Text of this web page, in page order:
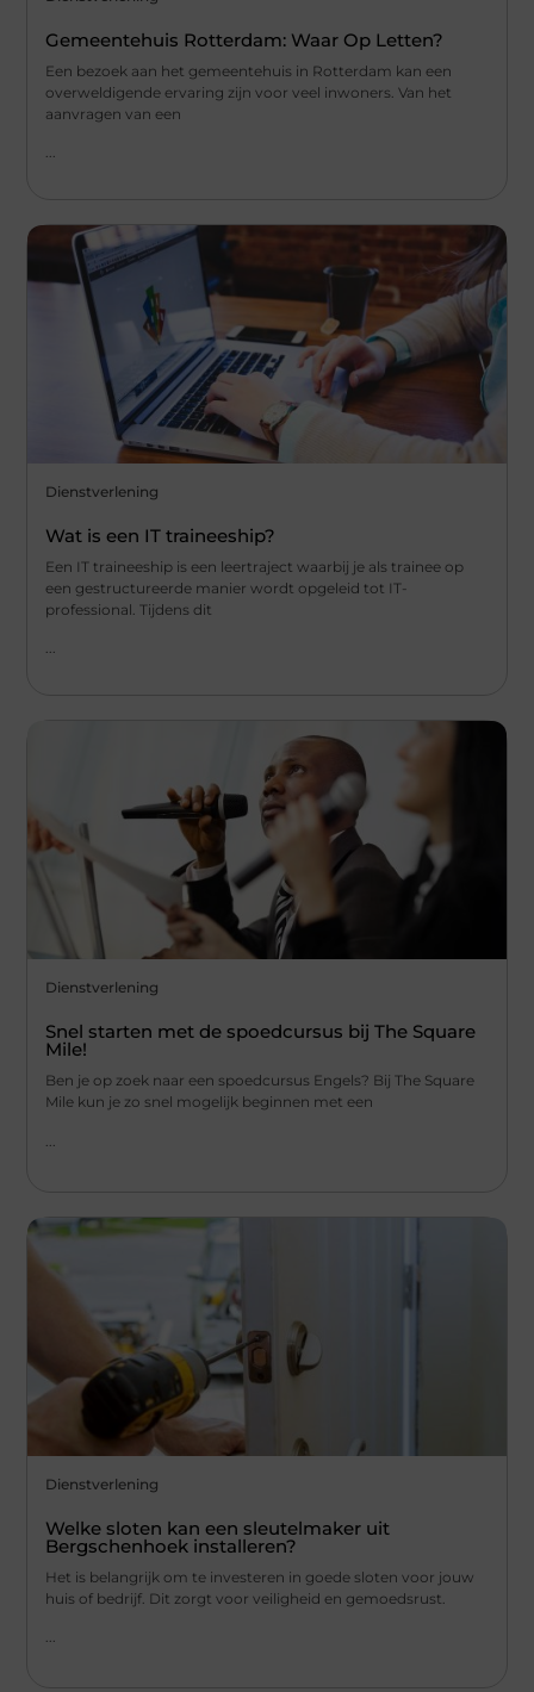
Gemeentehuis Rotterdam: Waar Op Letten?
Een bezoek aan het gemeentehuis in Rotterdam kan een
overweldigende ervaring zijn voor veel inwoners. Van het
aanvragen van een
...
Dienstverlening
Wat is een IT traineeship?
Een IT traineeship is een leertraject waarbij je als trainee op
een gestructureerde manier wordt opgeleid tot IT-
professional. Tijdens dit
...
Dienstverlening
Snel starten met de spoedcursus bij The Square
Mile!
Ben je op zoek naar een spoedcursus Engels? Bij The Square
Mile kun je zo snel mogelijk beginnen met een
Dienstverlening
Welke sloten kan een sleutelmaker uit
Bergschenhoek installeren?
Het is belangrijk om te investeren in goede sloten voor jouw
huis of bedrijf. Dit zorgt voor veiligheid en gemoedsrust.
...